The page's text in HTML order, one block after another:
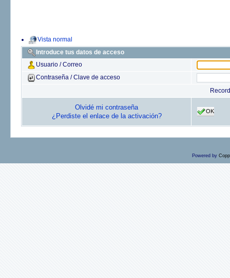
Vista normal
Introduce tus datos de acceso
Usuario / Correo
Contraseña / Clave de acceso
Olvidé mi contraseña
¿Perdiste el enlace de la activación?
OK
Powered by